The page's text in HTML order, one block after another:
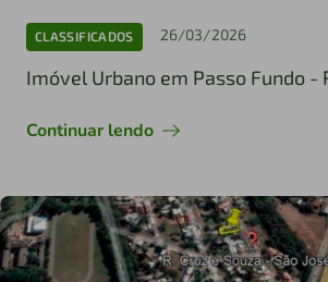
CLASSIFICADOS 26/03/2026
Imóvel Urbano em Passo Fundo -
Continuar lendo